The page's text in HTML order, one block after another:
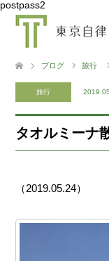
postpass2
ブログ 旅行
旅行
タオルミーナ
（2019.05.24）